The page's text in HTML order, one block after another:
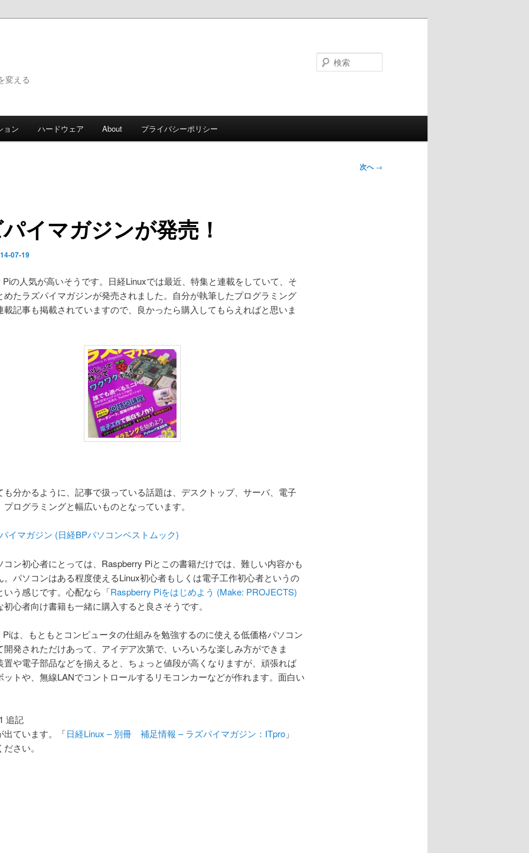
変える
ョン ハードウェア About プライバシーポリシー
次へ→
イマガジンが発売！
07-19
Piの人気が高いそうです。日経Linuxでは最近、特集と連載をしていて、そ
めたラズパイマガジンが発売されました。自分が執筆したプログラミング
載記事も掲載されていますので、良かったら購入してもらえればと思いま
も分かるように、記事で扱っている話題は、デスクトップ、サーバ、電子
プログラミングと幅広いものとなっています。
イマガジン (日経BPパソコンベストムック)
コン初心者にとっては、Raspberry Piとこの書籍だけでは、難しい内容かも
。パソコンはある程度使えるLinux初心者もしくは電子工作初心者というの
いう感じです。心配なら「Raspberry Piをはじめよう (Make: PROJECTS)
初心者向け書籍も一緒に購入すると良さそうです。
Piは、もともとコンピュータの仕組みを勉強するのに使える低価格パソコン
開発されただけあって、アイデア次第で、いろいろな楽しみ方ができま
置や電子部品などを揃えると、ちょっと値段が高くなりますが、頑張れば
ットや、無線LANでコントロールするリモコンカーなどが作れます。面白い
追記
出ています。「日経Linux – 別冊 補足情報 – ラズパイマガジン：ITpro」
さい。